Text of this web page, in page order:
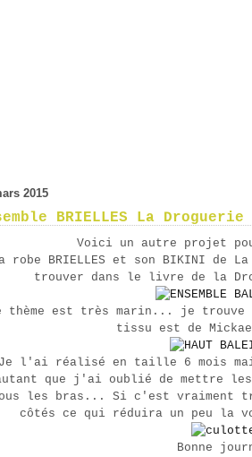
2015
BRIELLES La Droguerie
Voici un autre projet
robe BRIELLES et son BIKINI de
trouver dans le livre de la
thème est très marin... je
tissu est de
Je l'ai réalisé en taille 6 mois
que j'ai oublié de mettre les
les bras... Si c'est vraiment
côtés ce qui réduira un peu la
Bonne